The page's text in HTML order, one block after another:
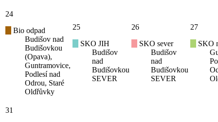
24
Bio odpad
Budišov nad
Budišovkou
(Opava),
Guntramovice,
Podlesí nad
Odrou, Staré
Oldřůvky
25
SKO JIH
Budišov
nad
Budišovkou
SEVER
26
SKO sever
Budišov
nad
Budišovkou
SEVER
27
SKO
31